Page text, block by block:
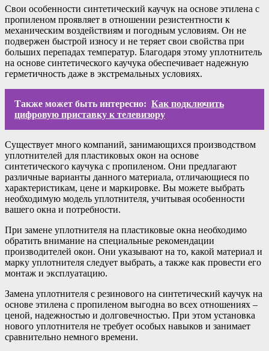
Свои особенности синтетический каучук на основе этилена с
пропиленом проявляет в отношении резистентности к
механическим воздействиям и погодным условиям. Он не
подвержен быстрой износу и не теряет свои свойства при
больших перепадах температур. Благодаря этому уплотнитель
на основе синтетического каучука обеспечивает надежную
герметичность даже в экстремальных условиях.
Также может быть интересно: Как подключить
цифровую приставку к телевизору
Существует много компаний, занимающихся производством
уплотнителей для пластиковых окон на основе
синтетического каучука с пропиленом. Они предлагают
различные варианты данного материала, отличающиеся по
характеристикам, цене и маркировке. Вы можете выбрать
необходимую модель уплотнителя, учитывая особенности
вашего окна и потребности.
При замене уплотнителя на пластиковые окна необходимо
обратить внимание на специальные рекомендации
производителей окон. Они указывают на то, какой материал и
марку уплотнителя следует выбрать, а также как провести его
монтаж и эксплуатацию.
Замена уплотнителя с резинового на синтетический каучук на
основе этилена с пропиленом выгодна во всех отношениях –
ценой, надежностью и долговечностью. При этом установка
нового уплотнителя не требует особых навыков и занимает
сравнительно немного времени.